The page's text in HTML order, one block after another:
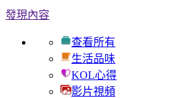
發現內容
查看所有
生活品味
KOL心得
影片視頻